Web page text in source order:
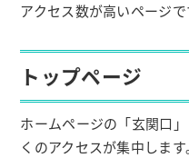
アクセス数が高いページで
トップページ
ホームページの「玄関口
くのアクセスが集中しま